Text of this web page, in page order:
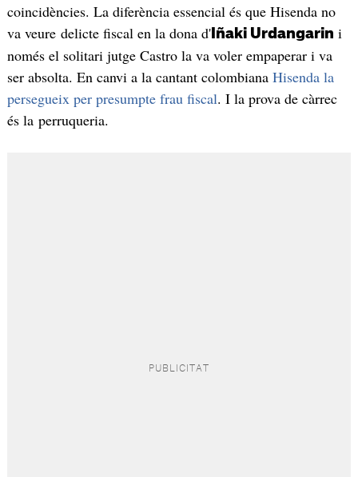
coincidències. La diferència essencial és que Hisenda no
va veure delicte fiscal en la dona d'Iñaki Urdangarin i
només el solitari jutge Castro la va voler empaperar i va
ser absolta. En canvi a la cantant colombiana Hisenda la
persegueix per presumpte frau fiscal. I la prova de càrrec
és la perruqueria.